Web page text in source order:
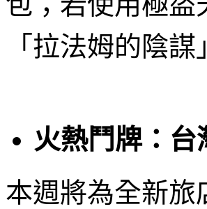
「拉法姆的陰謀
火熱鬥牌：台
本週將為全新旅